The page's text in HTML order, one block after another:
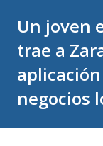
Un joven
trae a
negocios